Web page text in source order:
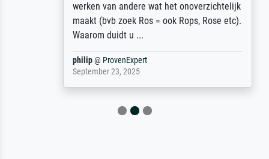
werken van andere wat het onoverzichtelijk
maakt (bvb zoek Ros = ook Rops, Rose etc).
Waarom duidt u ...
@ProvenExpert
September 23, 2025